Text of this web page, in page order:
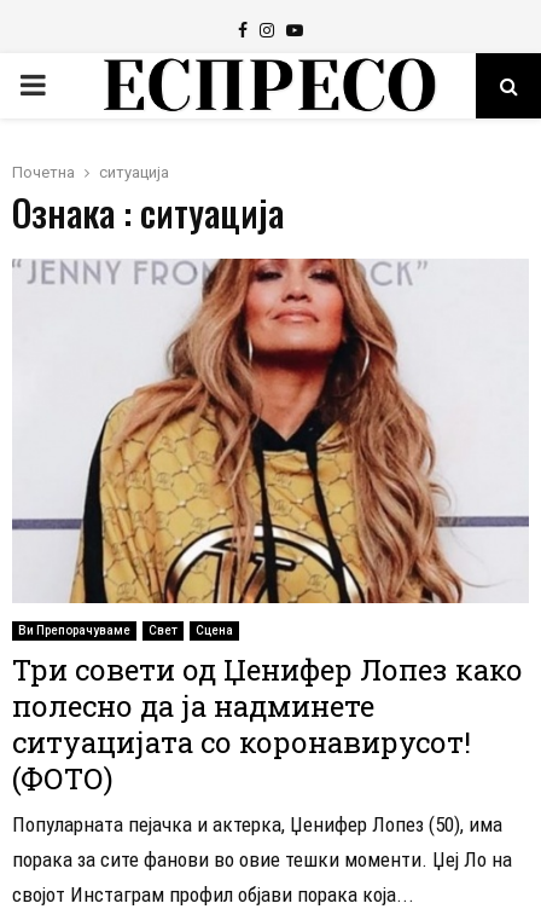
Facebook
Instagram
Youtube
PRIMARY
Почетна ситуација
Ознака : ситуација
Ви Препорачуваме Свет Сцена
Три совети од Џенифер Лопез како
полесно да ја надминете
ситуацијата со коронавирусот!
(ФОТО)
Популарната пејачка и актерка, Џенифер Лопез (50), има
порака за сите фанови во овие тешки моменти. Џеј Ло на
својот Инстаграм профил објави порака која...